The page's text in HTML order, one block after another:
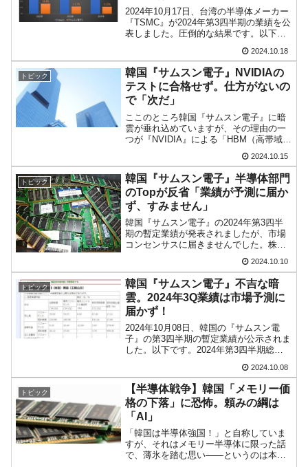
2024年10月17日、台湾の半導体メーカー
『TSMC』が2024年第3四半期の業績を公
表しました。圧倒的な結果です。以下を
上：235.0億ドル（36.0％）営業利益：
111.6億ドル（54.9％）当期...
2024.10.18
トピック
韓国『サムスン電子』NVIDIAの
テストに合格せず。仕方がないの
で「次だ」
ここのところ韓国『サムスン電子』に暗
雲が垂れ込めていますが、その理由の一
つが『NVIDIA』による「HBM（高帯域メ
いるのにさっぱり合格してという話が出
てこないことです。業界の話では、2024
年第3四半...
2024.10.15
トピック
韓国『サムスン電子』半導体部門
のTopが反省「業績が予測に届か
ず、すみません」
韓国『サムスン電子』の2024年第3四半
期の暫定業績が発表されましたが、市場
コンセンサスに届きませんでした。株価
せておらず、かろうじて「6万ウォン」台
を維持しています（2024年10月08日時点
終値で「6...
2024.10.10
トピック
韓国『サムスン電子』不吉な暗
雲。2024年3Q業績は市場予測に
届かず！
2024年10月08日、韓国の『サムスン電
子』の第3四半期の暫定業績が公示されま
した。以下です。2024年第3四半期総売
益；9.10兆ウォン（274.49％）2024年第1
～3四半期累計総売上：2...
2024.10.08
トピック
【半導体戦争】韓国「メモリー価
格の下落」に恐怖。頼みの綱は
「AI」
「韓国は半導体強国！」と自称していま
すが、それはメモリー半導体に限った話
で、薄氷を踏む思い――というのは本当